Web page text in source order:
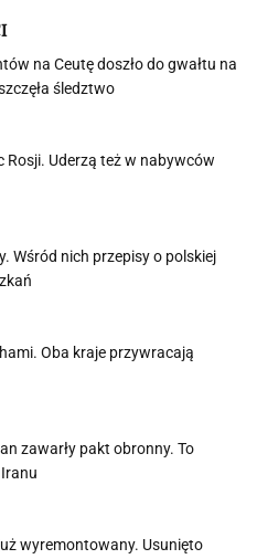
na Ceutę doszło do gwałtu na
śledztwo
Rosji. Uderzą też w nabywców
Wśród nich przepisy o polskiej
Oba kraje przywracają
zawarły pakt obronny. To
wyremontowany. Usunięto